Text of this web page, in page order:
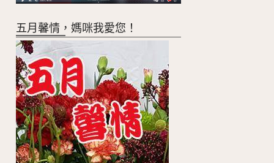
五月馨情，媽咪我愛您！